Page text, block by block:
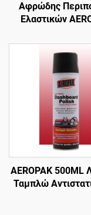
Αφρώδης
Ελαστικών
Καθαριστικός
Ελαστικά Χωρίς
Σκληρή
AEROPAK 500ML
Ταμπλώ